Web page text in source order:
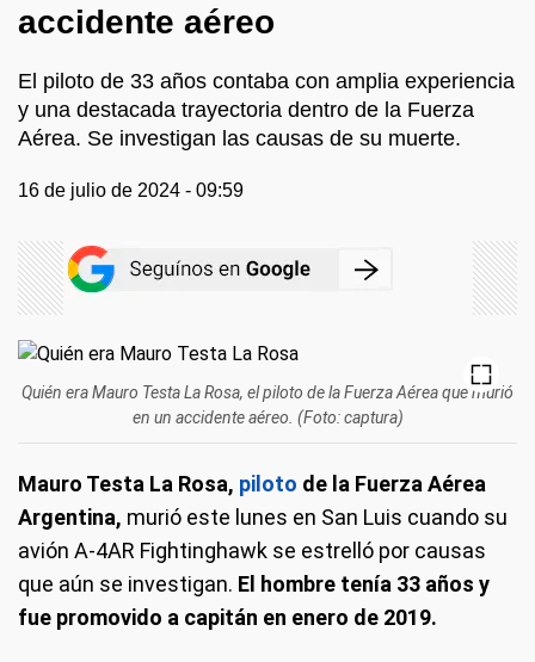
accidente aéreo
El piloto de 33 años contaba con amplia experiencia
y una destacada trayectoria dentro de la Fuerza
Aérea. Se investigan las causas de su muerte.
16 de julio de 2024 - 09:59
Quién era Mauro Testa La Rosa, el piloto de la Fuerza Aérea que murió
en un accidente aéreo. (Foto: captura)
Mauro Testa La Rosa, piloto de la Fuerza Aérea
Argentina, murió este lunes en San Luis cuando su
avión A-4AR Fightinghawk se estrelló por causas
que aún se investigan. El hombre tenía 33 años y
fue promovido a capitán en enero de 2019.